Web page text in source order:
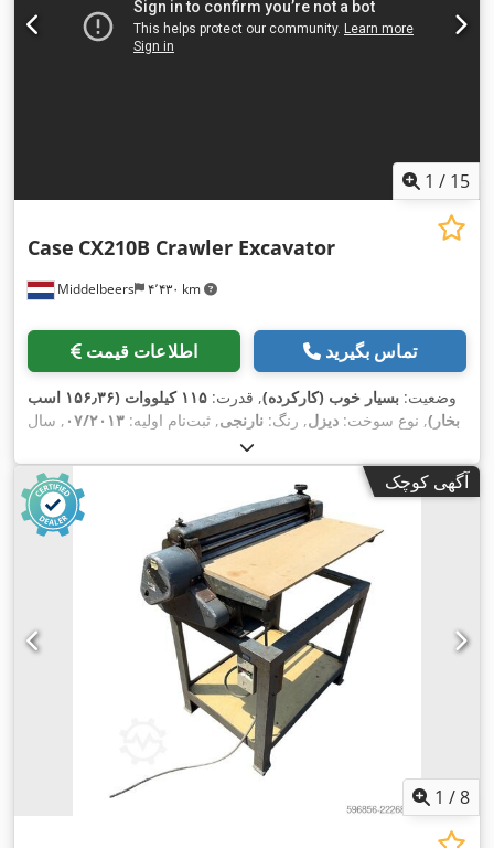
1 / 15
Middelbeers ۴٬۴۳۰ km
Case CX210B Crawler Excavator
اطلاعات قیمت تماس بگیرید
وضعیت: بسیار خوب (کارکرده), قدرت:
۱۱۵ کیلووات (۱۵۶٫۳۶ اسب
بخار), نوع سوخت: دیزل, رنگ: نارنجی, ثبت‌نام اولیه: ۰۷/۲۰۱۳ , سال
ساخت:
آگهی کوچک
1 /8